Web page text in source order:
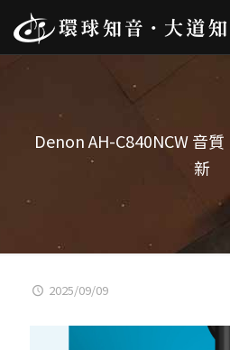
Denon AH-C840NCW 音
新
2025/09/09